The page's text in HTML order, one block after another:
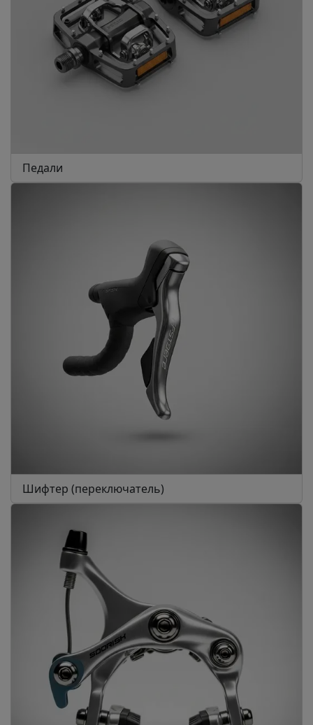
Педали
Шифтер (переключатель)